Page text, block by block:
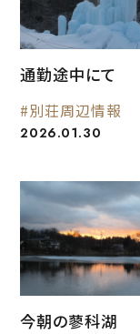
通勤途中にて
#別荘周辺情報
2026.01.30
今朝の蓼科湖